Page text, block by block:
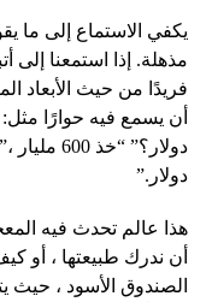
يكفي الاستماع إلى ما
مذهلة. إذا استمعنا
فريدًا من حيث الأبعاد
دولار؟”
دولار.”
أن ندرك طبيعتها ، أو
الصندوق الأسود ، حيث